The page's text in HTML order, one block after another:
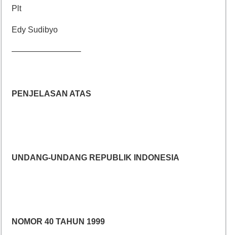
Plt
Edy Sudibyo
————————–
PENJELASAN ATAS
UNDANG-UNDANG REPUBLIK INDONESIA
NOMOR 40 TAHUN 1999